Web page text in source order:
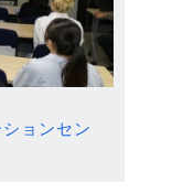
ョンセン